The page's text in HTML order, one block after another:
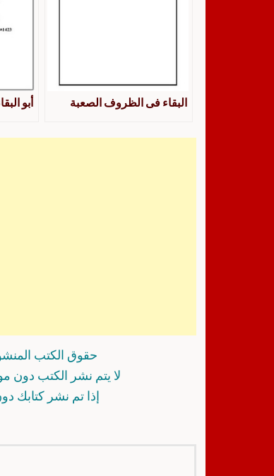
البقاء فى الظروف الصعبة أبو
حقوق الكتب
لا يتم نشر الكتب دون
إذا تم نشر كتابك